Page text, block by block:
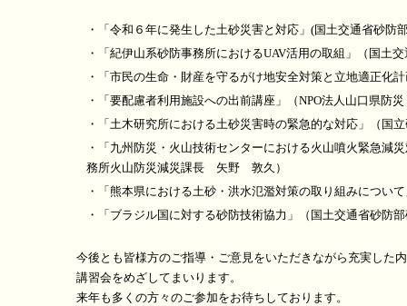
・「令和６年に発生した土砂災害と対応」(国土交通省砂
・「紀伊山系砂防事務所におけるUAV活用の取組」（国
・「市民の生命・財産を守るがけ地安全対策と立地適正
・「要配慮者利用施設への出前講座」（NPO法人山口県
・「土木研究所における土砂災害時の緊急的な対応」（
・「九州防災・火山技術センターにおける火山噴火緊急減
務所火山防災減災課長 矢野 敦久）
・「熊本県における土砂・洪水氾濫対策の取り組みにつ
・「ブラジル国に対する砂防技術協力」（国土交通省砂
今後とも皆様方のご指導・ご意見をいただきながら充実した
講習会をめざしてまいります。
来年も多くの方々のご参加をお待ちしております。